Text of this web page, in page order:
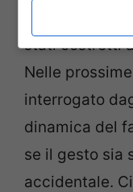
medici, di
stati costretti
Nelle
interrogato
dinamica del
se il gesto sia
accidentale.